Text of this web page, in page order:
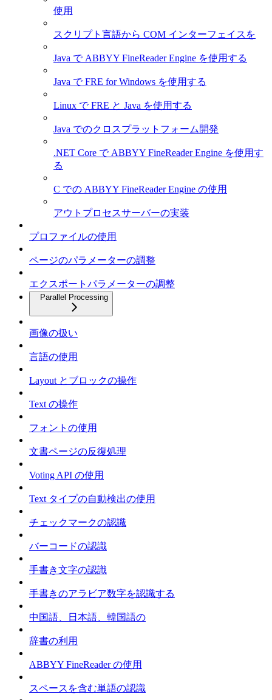
使用
スクリプト言語から COM インターフェイスを
Java で ABBYY FineReader Engine を使用する
Java で FRE for Windows を使用する
Linux で FRE と Java を使用する
Java でのクロスプラットフォーム開発
.NET Core で ABBYY FineReader Engine を使用す
る
C での ABBYY FineReader Engine の使用
アウトプロセスサーバーの実装
プロファイルの使用
ページのパラメーターの調整
エクスポートパラメーターの調整
Parallel Processing
画像の扱い
言語の使用
Layout とブロックの操作
Text の操作
フォントの使用
文書ページの反復処理
Voting API の使用
Text タイプの自動検出の使用
チェックマークの認識
バーコードの認識
手書き文字の認識
手書きのアラビア数字を認識する
中国語、日本語、韓国語の
辞書の利用
ABBYY FineReader の使用
スペースを含む単語の認識